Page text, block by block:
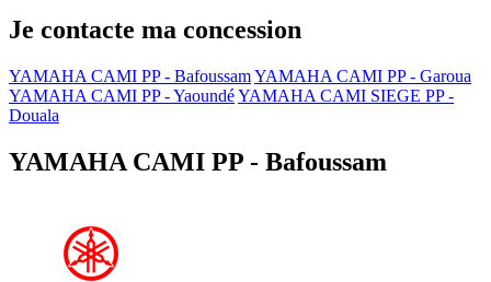
Je contacte ma concession
YAMAHA CAMI PP - BafoussamYAMAHA CAMI PP - Garoua
YAMAHA CAMI PP - YaoundéYAMAHA CAMI SIEGE PP -
Douala
YAMAHA CAMI PP - Bafoussam